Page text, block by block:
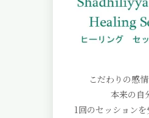
こだわりの感
本来の自
1回のセッション